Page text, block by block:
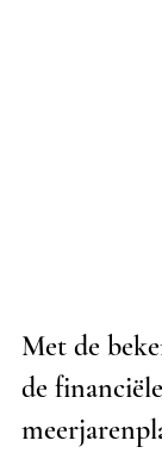
Met de
de financiële